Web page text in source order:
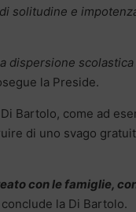
solitudine e
dispersione
la Preside.
Bartolo, come ad
di uno svago
con le famiglie,
conclude la Di Bartolo.